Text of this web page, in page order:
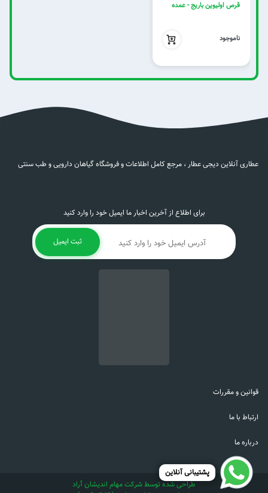
پشتیبانی آنلاین
قرص اولیوین باریج - عمده
ناموجود
قوانین و مقررات
ارتباط با ما
درباره ما
برای اطلاع از آخرین اخبار ما ایمیل خود را وارد کنید
ثبت ایمیل
عطاری آنلاین دیجی عطار ، مرجع کامل اطلاعات و فروشگاه گیاهان دارویی و طب سنتی
طراحی شده توسط شرکت مهام اندیشان آراد